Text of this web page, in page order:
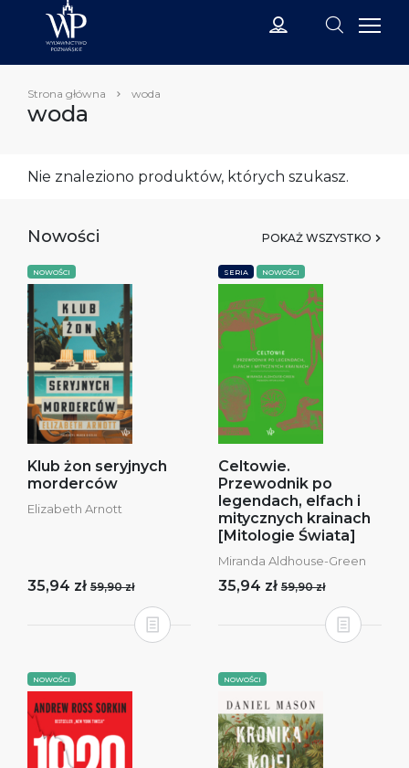
Strona główna woda
woda
Nie znaleziono produktów, których szukasz.
Nowości POKAŻ WSZYSTKO
NOWOŚCI
Klub żon seryjnych
morderców
Elizabeth Arnott
35,94 zł 59,90 zł
SERIA NOWOŚCI
Celtowie.
Przewodnik po
legendach, elfach i
mitycznych krainach
[Mitologie Świata]
Miranda Aldhouse-Green
35,94 zł 59,90 zł
NOWOŚCI NOWOŚCI